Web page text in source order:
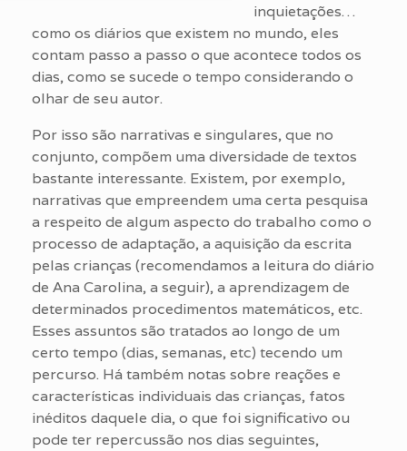
inquietações…
como os diários que existem no mundo, eles
contam passo a passo o que acontece todos os
dias, como se sucede o tempo considerando o
olhar de seu autor.
Por isso são narrativas e singulares, que no
conjunto, compõem uma diversidade de textos
bastante interessante. Existem, por exemplo,
narrativas que empreendem uma certa pesquisa
a respeito de algum aspecto do trabalho como o
processo de adaptação, a aquisição da escrita
pelas crianças (recomendamos a leitura do diário
de Ana Carolina, a seguir), a aprendizagem de
determinados procedimentos matemáticos, etc.
Esses assuntos são tratados ao longo de um
certo tempo (dias, semanas, etc) tecendo um
percurso. Há também notas sobre reações e
características individuais das crianças, fatos
inéditos daquele dia, o que foi significativo ou
pode ter repercussão nos dias seguintes,